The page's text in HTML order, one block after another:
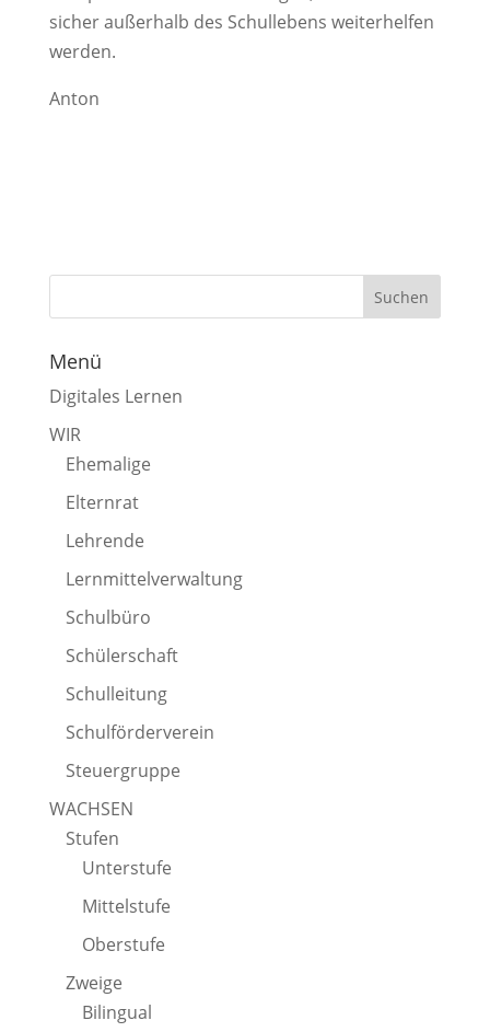
sicher außerhalb des Schullebens weiterhelfen
werden.
Anton
Menü
Digitales Lernen
WIR
Ehemalige
Elternrat
Lehrende
Lernmittelverwaltung
Schulbüro
Schülerschaft
Schulleitung
Schulförderverein
Steuergruppe
WACHSEN
Stufen
Unterstufe
Mittelstufe
Oberstufe
Zweige
Bilingual